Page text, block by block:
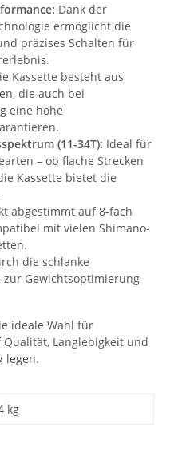
Dank der
ermöglicht die
präzises Schalten für
Kassette besteht aus
die auch bei
eine hohe
(11-34T): Ideal für
– ob flache Strecken
Kassette bietet die
abgestimmt auf 8-fach
mit vielen Shimano-
die schlanke
Gewichtsoptimierung
ideale Wahl für
Langlebigkeit und
legen.
kg